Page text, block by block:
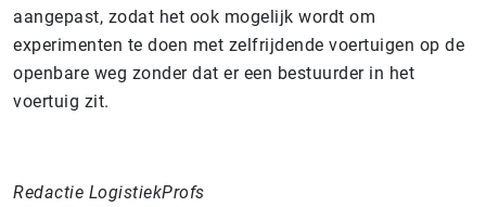
aangepast, zodat het ook mogelijk wordt om
experimenten te doen met zelfrijdende voertuigen op de
openbare weg zonder dat er een bestuurder in het
voertuig zit.
Redactie LogistiekProfs